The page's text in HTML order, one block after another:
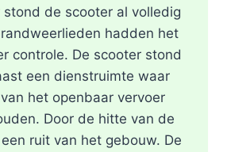
de scooter al volledig
hadden het
controle. De scooter stond
een dienstruimte waar
het openbaar vervoer
Door de hitte van de
ruit van het gebouw. De